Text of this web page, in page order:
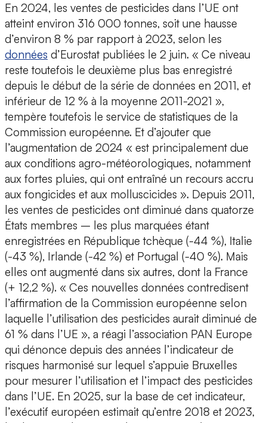
En 2024, les ventes de pesticides dans l’UE ont
atteint environ 316 000 tonnes, soit une hausse
d’environ 8 % par rapport à 2023, selon les
données d’Eurostat publiées le 2 juin. « Ce niveau
reste toutefois le deuxième plus bas enregistré
depuis le début de la série de données en 2011, et
inférieur de 12 % à la moyenne 2011-2021 »,
tempère toutefois le service de statistiques de la
Commission européenne. Et d’ajouter que
l’augmentation de 2024 « est principalement due
aux conditions agro-météorologiques, notamment
aux fortes pluies, qui ont entraîné un recours accru
aux fongicides et aux molluscicides ». Depuis 2011,
les ventes de pesticides ont diminué dans quatorze
États membres – les plus marquées étant
enregistrées en République tchèque (-44 %), Italie
(-43 %), Irlande (-42 %) et Portugal (-40 %). Mais
elles ont augmenté dans six autres, dont la France
(+ 12,2 %). « Ces nouvelles données contredisent
l’affirmation de la Commission européenne selon
laquelle l’utilisation des pesticides aurait diminué de
61 % dans l’UE », a réagi l’association PAN Europe
qui dénonce depuis des années l’indicateur de
risques harmonisé sur lequel s’appuie Bruxelles
pour mesurer l’utilisation et l’impact des pesticides
dans l’UE. En 2025, sur la base de cet indicateur,
l’exécutif européen estimait qu’entre 2018 et 2023,